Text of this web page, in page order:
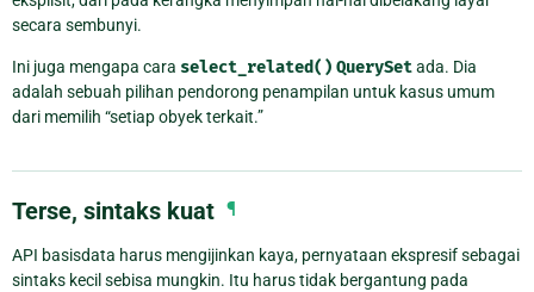
secara sembunyi.
Ini juga mengapa cara select_related() QuerySetada. Dia
adalah sebuah pilihan pendorong penampilan untuk kasus umum
dari memilih “setiap obyek terkait.”
Terse, sintaks kuat ¶
API basisdata harus mengijinkan kaya, pernyataan ekspresif sebagai
sintaks kecil sebisa mungkin. Itu harus tidak bergantung pada